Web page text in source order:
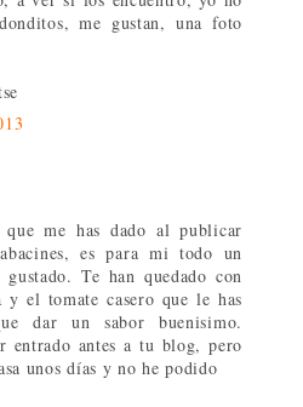
me gustan, una foto
me has dado al publicar
es para mi todo un
Te han quedado con
y el tomate casero que le has
dar un sabor buenisimo.
entrado antes a tu blog, pero
unos días y no he podido